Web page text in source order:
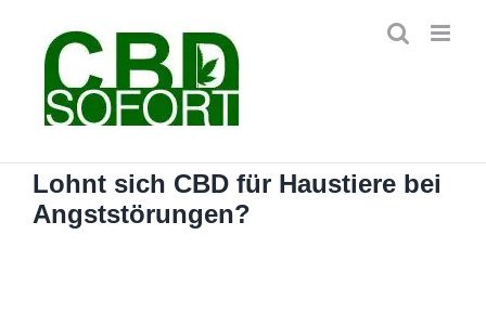
springen
Lohnt sich CBD für Haustiere bei
Angststörungen?